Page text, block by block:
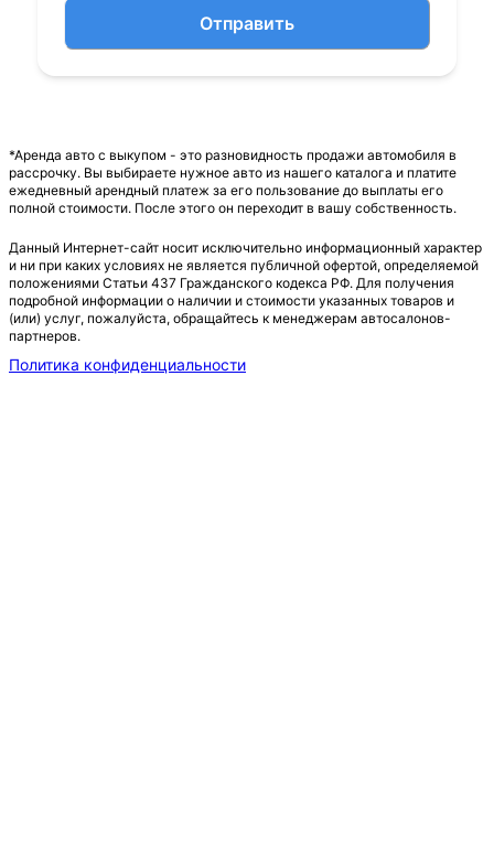
Отправить
*Аренда авто с выкупом - это разновидность продажи автомобиля в
рассрочку. Вы выбираете нужное авто из нашего каталога и платите
ежедневный арендный платеж за его пользование до выплаты его
полной стоимости. После этого он переходит в вашу собственность.
Данный Интернет-сайт носит исключительно информационный характер
и ни при каких условиях не является публичной офертой, определяемой
положениями Статьи 437 Гражданского кодекса РФ. Для получения
подробной информации о наличии и стоимости указанных товаров и
(или) услуг, пожалуйста, обращайтесь к менеджерам автосалонов-
партнеров.
Политика конфиденциальности